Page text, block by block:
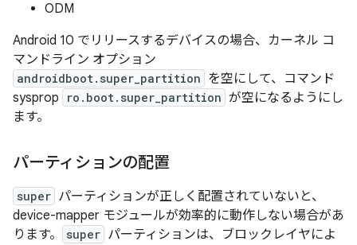
ODM
Android 10 でリリースするデバイスの場合、カーネル コ
マンドライン オプション
androidboot.super_partition を空にして、コマンド
sysprop
ro.boot.super_partition が空になるようにし
ます。
パーティションの配置
super パーティションが正しく配置されていないと、
device-mapper モジュールが効率的に動作しない場合があ
ります。
super パーティションは、ブロックレイヤによ